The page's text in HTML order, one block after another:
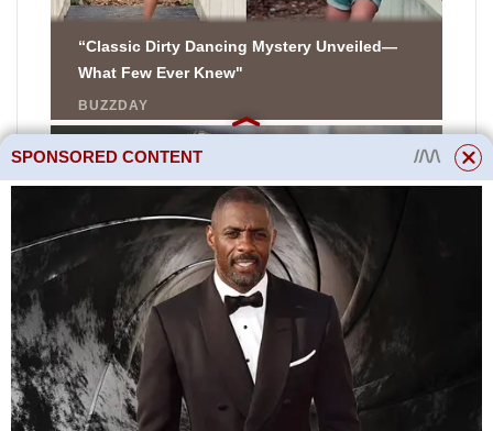
SPONSORED CONTENT